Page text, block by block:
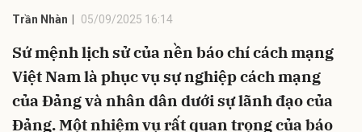
Trần Nhàn 05/09/2025 16:14
Sứ mệnh lịch sử của nền báo chí cách mạng
Việt Nam là phục vụ sự nghiệp cách mạng
của Đảng và nhân dân dưới sự lãnh đạo của
Đảng. Một nhiệm vụ rất quan trọng của báo
Hủy Gửi